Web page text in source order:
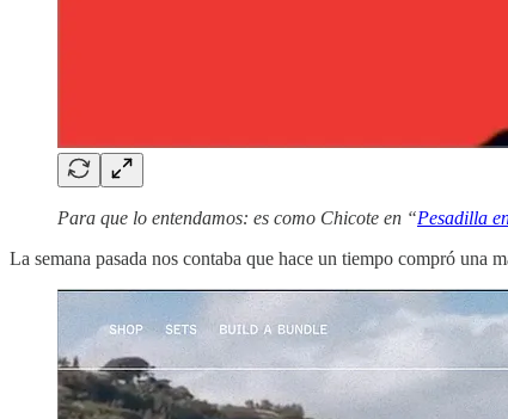
Para que lo entendamos: es como Chicote en “Pesadilla
La semana pasada nos contaba que hace un tiempo compró una